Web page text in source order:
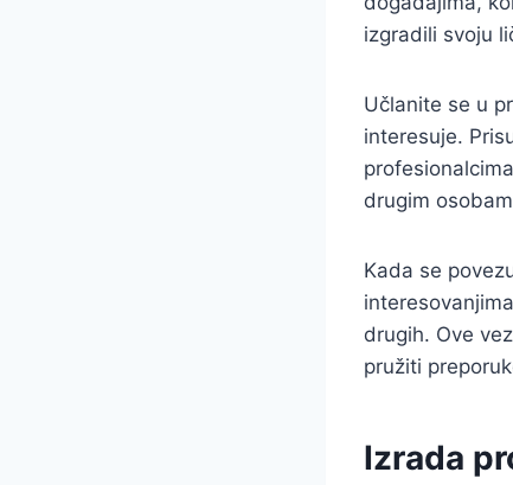
izgradili svoju
Učlanite se u
interesuje.
drugim
Kada se
drugih. Ove
pružiti
Izrada